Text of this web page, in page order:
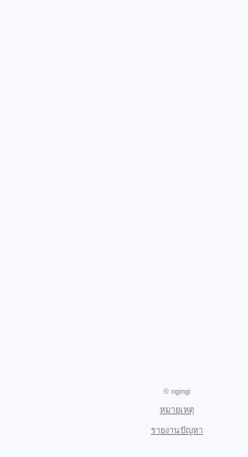
© ngingi
หมายเหตุ
รายงานปัญหา